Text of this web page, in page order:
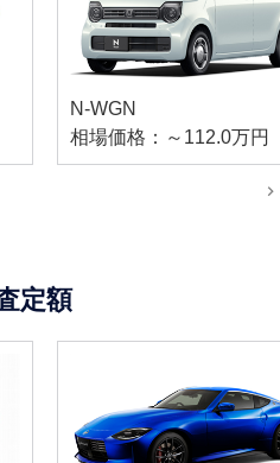
N-WGN
相場価格：～112.0万円
定額